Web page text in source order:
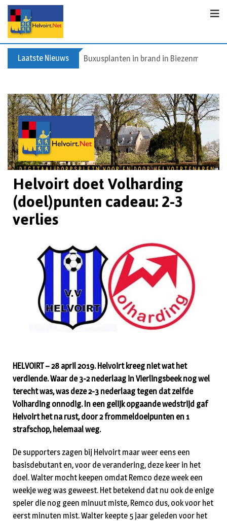
Laatste Nieuws Buxusplanten in brand in Biezenmortel,
Helvoirt doet Volharding
(doel)punten cadeau: 2-3
verlies
HELVOIRT – 28 april 2019. Helvoirt kreeg niet wat het
verdiende. Waar de 3-2 nederlaag in Vierlingsbeek nog wel
terecht was, was deze 2-3 nederlaag tegen dat zelfde
Volharding onnodig. In een gelijk opgaande wedstrijd gaf
Helvoirt het na rust, door 2 frommeldoelpunten en 1
strafschop, helemaal weg.
De supporters zagen bij Helvoirt maar weer eens een
basisdebutant en, voor de verandering, deze keer in het
doel. Walter mocht keepen omdat Remco deze week een
weekje weg was geweest. Het betekend dat nu ook de enige
speler die nog geen minuut miste, Remco dus, ook voor het
eerst minuten mist. Walter keepte 5 jaar geleden voor het